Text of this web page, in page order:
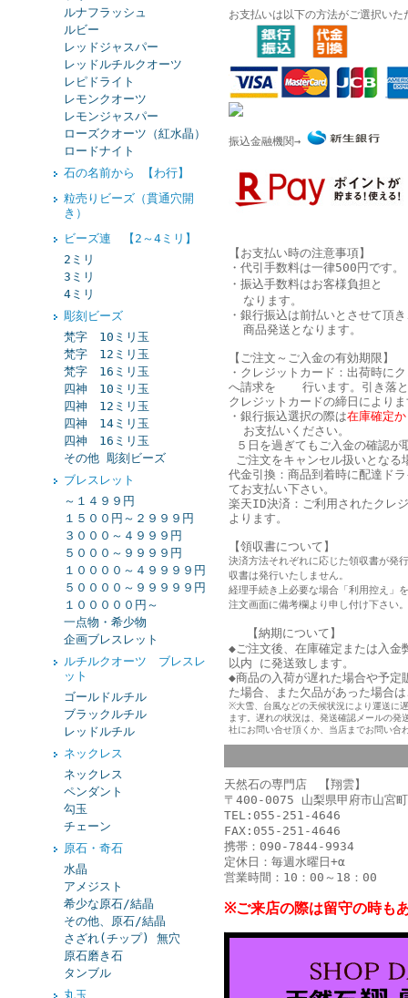
ルナフラッシュ
ルビー
レッドジャスパー
レッドルチルクオーツ
レピドライト
レモンクオーツ
レモンジャスパー
ローズクオーツ（紅水晶）
ロードナイト
石の名前から 【わ行】
粒売りビーズ（貫通穴開
き）
ビーズ連 【2～4ミリ】
2ミリ
3ミリ
4ミリ
彫刻ビーズ
梵字 10ミリ玉
梵字 12ミリ玉
梵字 16ミリ玉
四神 10ミリ玉
四神 12ミリ玉
四神 14ミリ玉
四神 16ミリ玉
その他 彫刻ビーズ
ブレスレット
～１４９９円
１５００円～２９９９円
３０００～４９９９円
５０００～９９９９円
１００００～４９９９９円
５００００～９９９９９円
１０００００円～
一点物・希少物
企画ブレスレット
ルチルクオーツ ブレスレ
ット
ゴールドルチル
ブラックルチル
レッドルチル
ネックレス
ネックレス
ペンダント
勾玉
チェーン
原石・奇石
水晶
アメジスト
希少な原石/結晶
その他、原石/結晶
さざれ(チップ) 無穴
原石磨き石
タンブル
丸玉
お支払いは以下の方法がご選択いた
振込金融機関→
【お支払い時の注意事項】
・代引手数料は一律500円です。
・振込手数料はお客様負担と
なります。
・銀行振込は前払いとさせて頂
商品発送となります。
【ご注文～ご入金の有効期限】
・クレジットカード：出荷時に
へ請求を 行います。引き落と
クレジットカードの締日により
・銀行振込選択の際は在庫確定
お支払いください。
５日を過ぎてもご入金の確認が
ご注文をキャンセル扱いとなる
代金引換：商品到着時に配達ド
てお支払い下さい。
楽天ID決済：ご利用されたクレ
よります。
【領収書について】
決済方法それぞれに応じた領収書が発
収書は発行いたしません。
経理手続き上必要な場合「利用控え」
注文画面に備考欄より申し付け下さい。
【納期について】
◆ご注文後、在庫確定または入
以内 に発送致します。
◆商品の入荷が遅れた場合や予定
た場合、また欠品があった場合
※大雪、台風などの天候状況により運送に
ます。遅れの状況は、発送確認メールの発
社にお問い合せ頂くか、当店までお問い合
天然石の専門店 【翔雲】
〒400-0075 山梨県甲府市山宮
TEL:055-251-4646
FAX:055-251-4646
携帯：090-7844-9934
定休日：毎週水曜日+α
営業時間：10：00～18：00
※ご来店の際は留守の時も